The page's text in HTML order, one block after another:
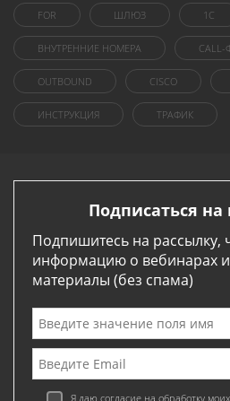
FOR ШЛЮЗ 1C
ВНУТРЕННИЕ НОМЕРА
OUTBOUND CISCO
ИНСТРУКЦИЯ ТРАФИК
Подписаться
Подпишитесь на рассылку,
информацию о вебинарах
материалы (без спама)
Я даю согласие на обработку